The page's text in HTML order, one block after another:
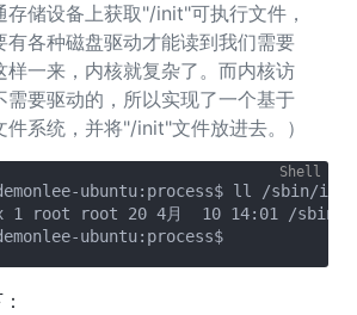
存储设备上获取"/init"可执行文件，
有各种磁盘驱动才能读到我们需要
样一来，内核就复杂了。而内核访
需要驱动的，所以实现了一个基于
件系统，并将"/init"文件放进去。）
ubuntu:process$ ll /sbin/init
1 root root 20 4月  10 14:01 /